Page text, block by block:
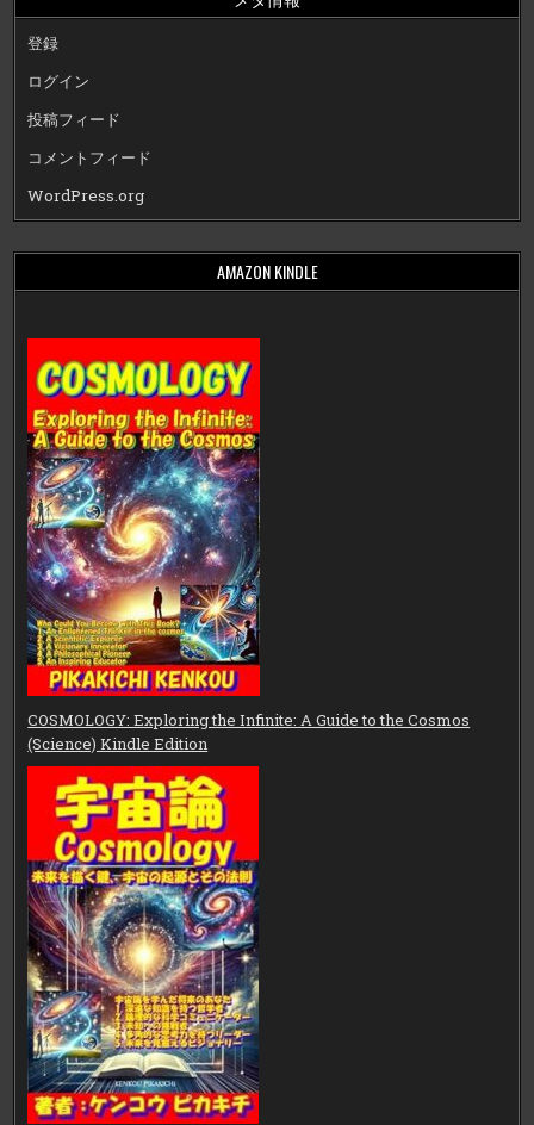
登録
ログイン
投稿フィード
コメントフィード
WordPress.org
AMAZON KINDLE
COSMOLOGY: Exploring the Infinite: A Guide to the Cosmos
(Science) Kindle Edition